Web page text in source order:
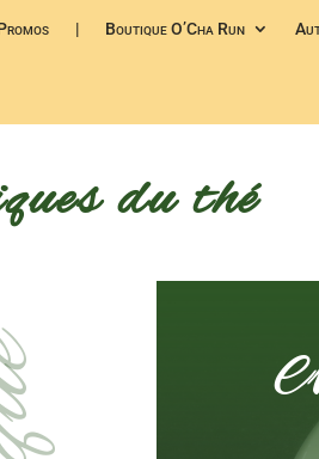
| Boutique O’Cha Run
du thé